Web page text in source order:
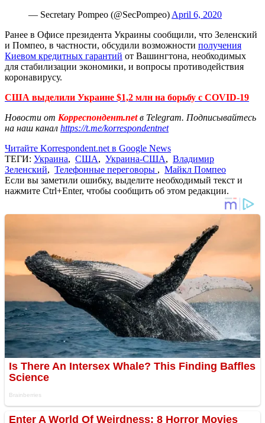
— Secretary Pompeo (@SecPompeo) April 6, 2020
Ранее в Офисе президента Украины сообщили, что Зеленский
и Помпео, в частности, обсудили возможности получения
Киевом кредитных гарантий от Вашингтона, необходимых
для стабилизации экономики, и вопросы противодействия
коронавирусу.
США выделили Украине $1,2 млн на борьбу с COVID-19
Новости от Корреспондент.netв Telegram. Подписывайтесь
на наш канал https://t.me/korrespondentnet
Читайте Korrespondent.net в Google News
ТЕГИ: Украина, США, Украина-США, Владимир
Зеленский, Телефонные переговоры , Майкл Помпео
Если вы заметили ошибку, выделите необходимый текст и
нажмите Ctrl+Enter, чтобы сообщить об этом редакции.